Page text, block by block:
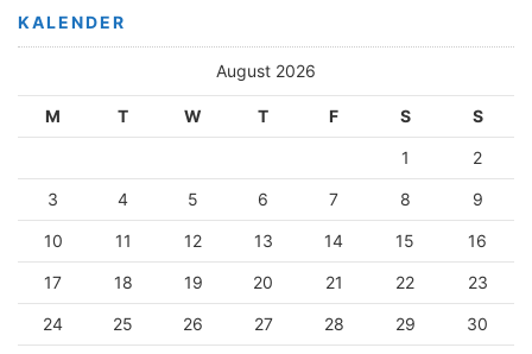
KALENDER
August 2026
M T W T F S S
1 2
3 4 5 6 7 8 9
10 11 12 13 14 15 16
17 18 19 20 21 22 23
24 25 26 27 28 29 30